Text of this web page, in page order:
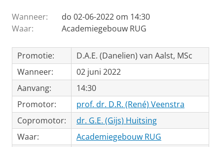
Wanneer:
do 02-06-2022 om 14:30
Waar:
Academiegebouw RUG
Promotie:
D.A.E. (Danelien) van Aalst, MSc
Wanneer:
02 juni 2022
Aanvang:
14:30
Promotor:
prof. dr. D.R. (René) Veenstra
Copromotor:
dr. G.E. (Gijs) Huitsing
Waar:
Academiegebouw RUG